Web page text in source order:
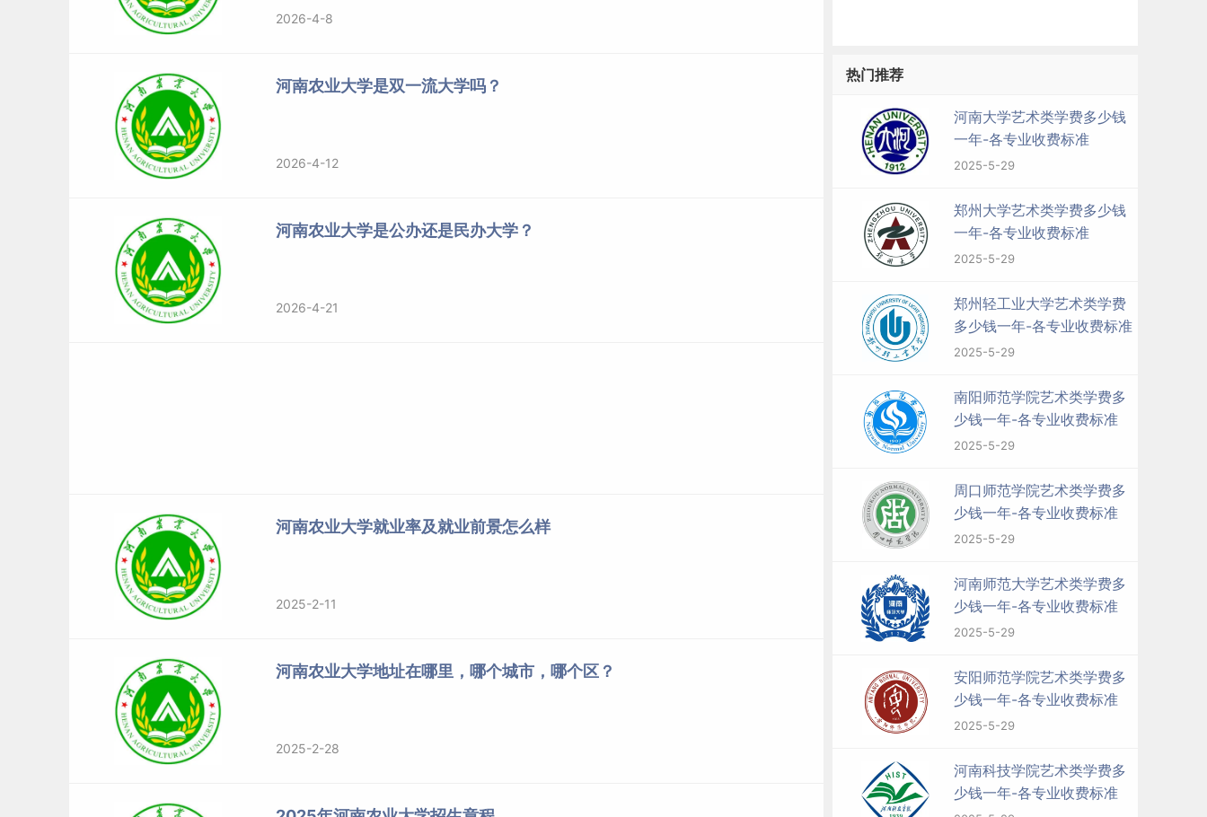
2026-4-8
河南农业大学是双一流大学吗？
2026-4-12
河南农业大学是公办还是民办大学？
2026-4-21
河南农业大学就业率及就业前景怎么样
2025-2-11
河南农业大学地址在哪里，哪个城市，哪个区？
2025-2-28
热门推荐
河南大学艺术类学费多少钱
一年-各专业收费标准
2025-5-29
郑州大学艺术类学费多少钱
一年-各专业收费标准
2025-5-29
郑州轻工业大学艺术类学费
多少钱一年-各专业收费标准
2025-5-29
南阳师范学院艺术类学费多
少钱一年-各专业收费标准
2025-5-29
周口师范学院艺术类学费多
少钱一年-各专业收费标准
2025-5-29
河南师范大学艺术类学费多
少钱一年-各专业收费标准
2025-5-29
安阳师范学院艺术类学费多
少钱一年-各专业收费标准
2025-5-29
河南科技学院艺术类学费多
少钱一年-各专业收费标准